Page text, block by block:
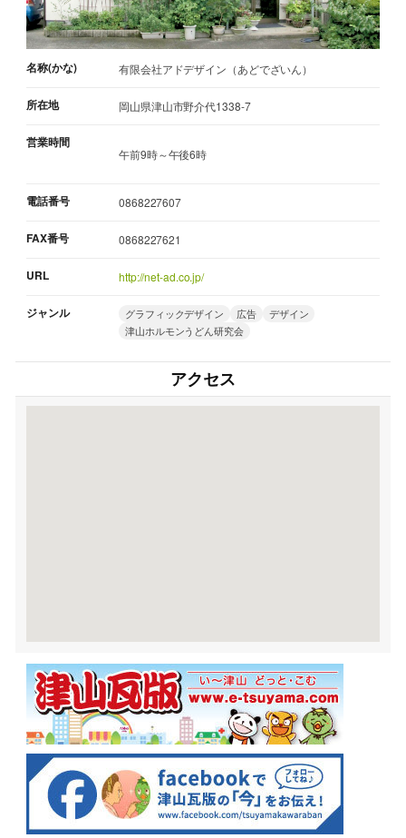
名称(かな) 有限会社アドデザイン（あどでざいん）
所在地 岡山県津山市野介代1338-7
営業時間
午前9時～午後6時
電話番号 0868227607
FAX番号 0868227621
URL http://net-ad.co.jp/
ジャンル グラフィックデザイン 広告
デザイン
津山ホルモンうどん研究会
アクセス